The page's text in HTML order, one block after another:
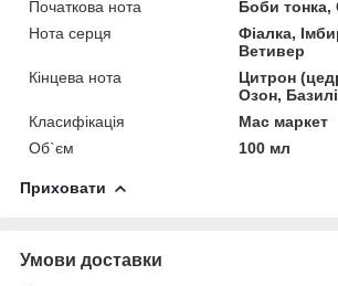
Початкова нота
Боби тонка,
Нота серця
Фіалка,
Ветивер
Кінцева нота
Цитрон
Озон,
Класифікація
Мас маркет
Об`єм
100 мл
Приховати
Умови доставки